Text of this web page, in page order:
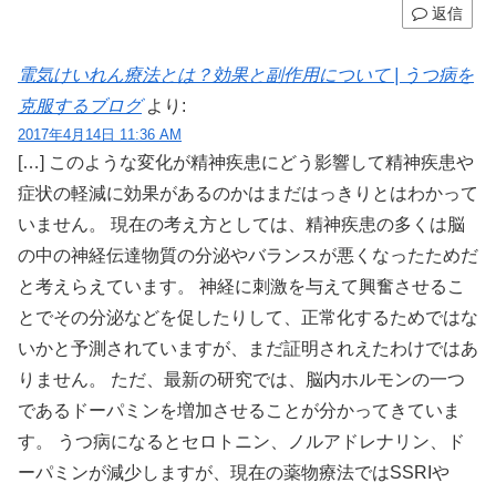
返信
電気けいれん療法とは？効果と副作用について | うつ病を
克服するブログ より:
2017年4月14日 11:36 AM
[…] このような変化が精神疾患にどう影響して精神疾患や
症状の軽減に効果があるのかはまだはっきりとはわかって
いません。 現在の考え方としては、精神疾患の多くは脳
の中の神経伝達物質の分泌やバランスが悪くなったためだ
と考えらえています。 神経に刺激を与えて興奮させるこ
とでその分泌などを促したりして、正常化するためではな
いかと予測されていますが、まだ証明されえたわけではあ
りません。 ただ、最新の研究では、脳内ホルモンの一つ
であるドーパミンを増加させることが分かってきていま
す。 うつ病になるとセロトニン、ノルアドレナリン、ド
ーパミンが減少しますが、現在の薬物療法ではSSRIや